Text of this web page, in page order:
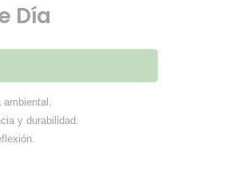
Día
ambiental.
y durabilidad.